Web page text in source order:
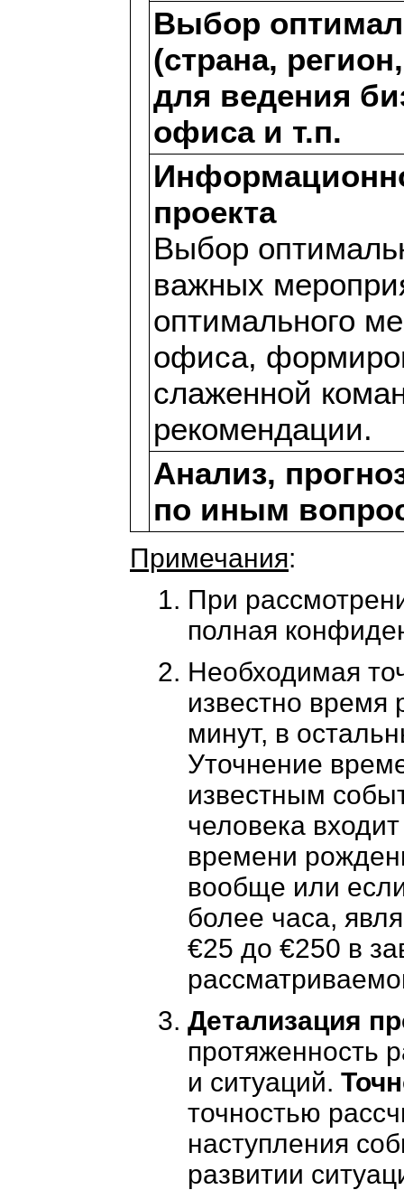
Выбор
(страна,
для ведения
офиса и т.п.
проекта
Выбор
важных
оптимального
офиса,
слаженной
рекомендации.
Анализ,
по иным
Примечания:
При
полная
Необходимая
известно время
минут, в
Уточнение
известным
человека
времени
вообще или
более часа,
€25 до €250 в
Детализация
протяженность
и ситуаций.
точностью
наступления
развитии